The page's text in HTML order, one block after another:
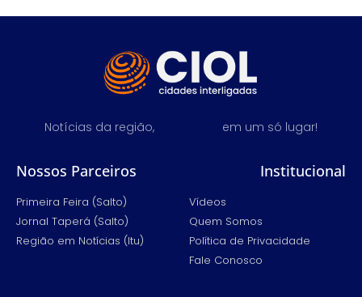
Notícias da região, em um só lugar!
Nossos Parceiros
Primeira Feira (Salto)
Jornal Taperá (Salto)
Região em Notícias (Itu)
Institucional
Vídeos
Quem Somos
Política de Privacidade
Fale Conosco